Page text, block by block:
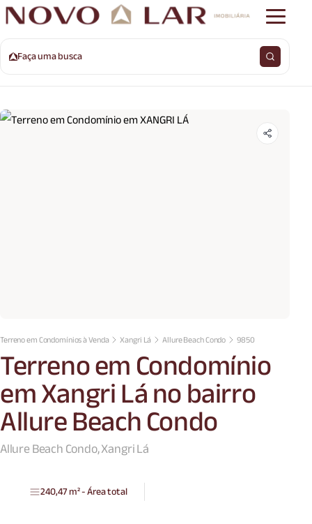
Faça uma busca
Terreno em Condomínios à Venda Xangri Lá Allure Beach Condo 9850
Terreno em Condomínio
em Xangri Lá no bairro
Allure Beach Condo
Allure Beach Condo, Xangri Lá
240,47 m² - Área total